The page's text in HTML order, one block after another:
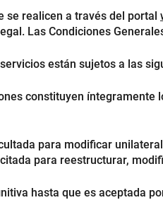
se realicen a través del portal
Las Condiciones
están sujetos a las
constituyen íntegramente
para modificar
para reestructurar,
hasta que es aceptada